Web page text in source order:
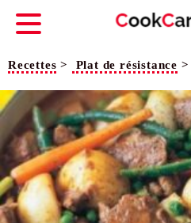
Recettes > Plat de résistance >